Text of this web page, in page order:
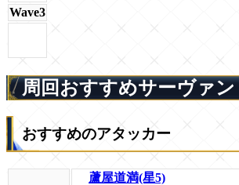
Wave3
周回おすすめサーヴァン
おすすめのアタッカー
蘆屋道満(星5)